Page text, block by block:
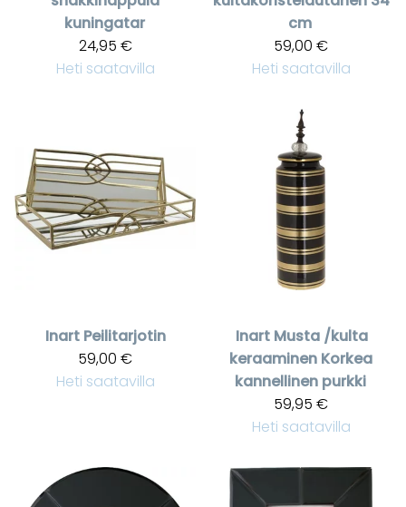
kuningatar
24,95 €
Heti saatavilla
cm
59,00 €
Heti saatavilla
Inart Peilitarjotin
59,00 €
Heti saatavilla
Inart Musta /kulta
keraaminen Korkea
kannellinen purkki
59,95 €
Heti saatavilla